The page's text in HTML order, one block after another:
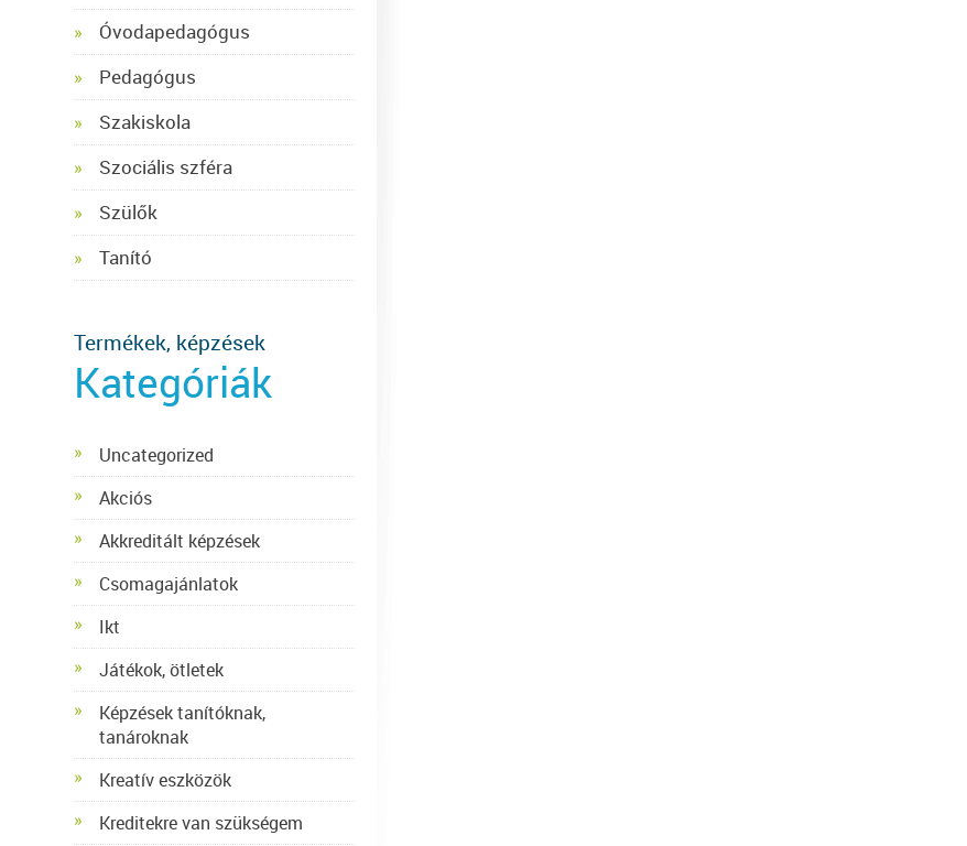
Óvodapedagógus
Pedagógus
Szakiskola
Szociális szféra
Szülők
Tanító
Termékek, képzések
Kategóriák
Uncategorized
Akciós
Akkreditált képzések
Csomagajánlatok
Ikt
Játékok, ötletek
Képzések tanítóknak,
tanároknak
Kreatív eszközök
Kreditekre van szükségem